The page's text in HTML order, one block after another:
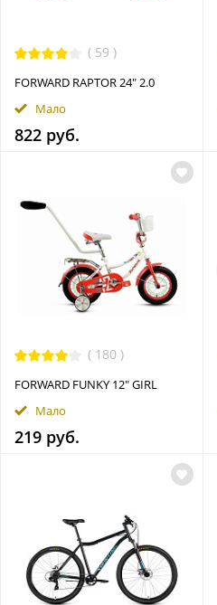
( 59 )
FORWARD RAPTOR 24" 2.0
Мало
822 руб.
( 180 )
FORWARD FUNKY 12" GIRL
Мало
219 руб.